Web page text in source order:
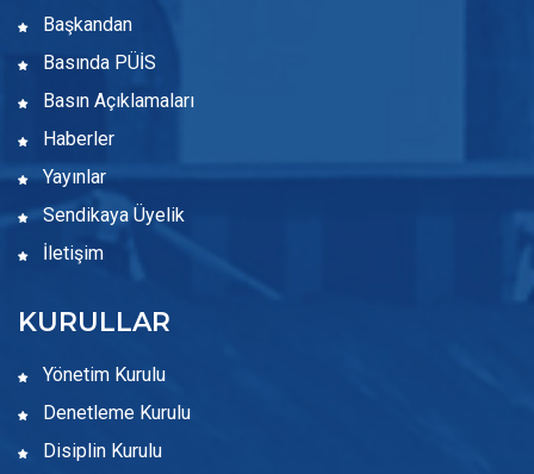
Başkandan
Basında PÜİS
Basın Açıklamaları
Haberler
Yayınlar
Sendikaya Üyelik
İletişim
KURULLAR
Yönetim Kurulu
Denetleme Kurulu
Disiplin Kurulu